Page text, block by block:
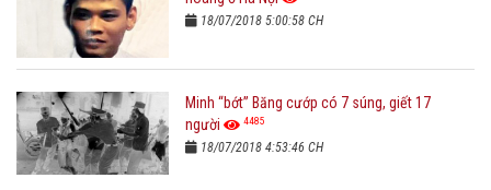
18/07/2018 5:00:58 CH
Minh “bớt” Băng cướp có 7 súng, giết 17
người
4485
18/07/2018 4:53:46 CH